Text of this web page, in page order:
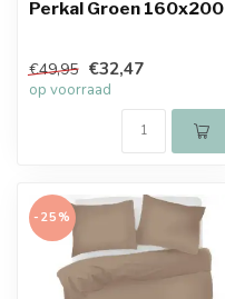
Perkal Groen 160x200
€49,95 €32,47
op voorraad
-25%